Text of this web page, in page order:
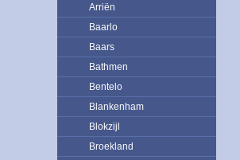
Arriën
Baarlo
Baars
Bathmen
Bentelo
Blankenham
Blokzijl
Broekland